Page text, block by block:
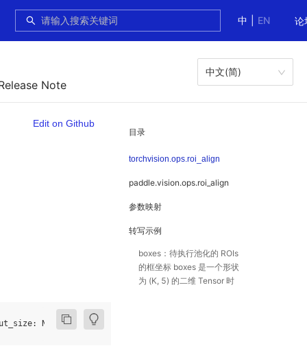
中
EN 论
Note
中文(简)
目录
torchvision.ops.roi_align
paddle.vision.ops.roi_align
参数映射
转写示例
boxes：待执行池化的 ROIs
的框坐标 boxes 是一个形状
为 (K, 5) 的二维 Tensor 时
Edit on Github
: None , spatial_scale